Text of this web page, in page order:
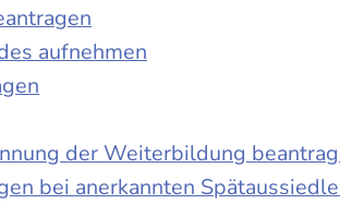
aufnehmen
der Weiterbildung
bei anerkannten